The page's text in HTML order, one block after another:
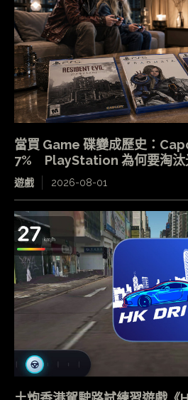
當買 Game 碟變成歷史：
7% PlayStation 為何要淘汰
遊戲 2026-08-01